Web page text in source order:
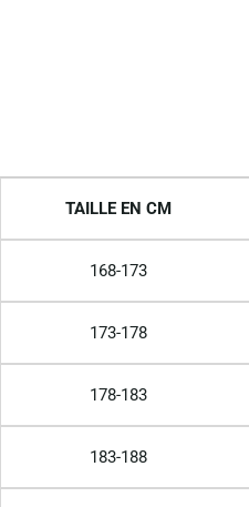
TAILLE EN CM
168-173
173-178
178-183
183-188